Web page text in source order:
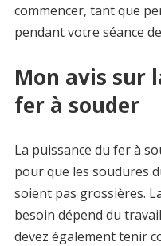
commencer, tant que
pendant votre séance
Mon avis sur
fer à souder
La puissance du fer à
pour que les soudures
soient pas grossières.
besoin dépend du
devez également tenir